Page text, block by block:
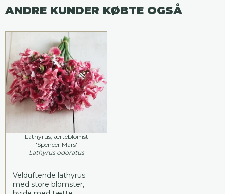
ANDRE KUNDER KØBTE OGSÅ
Lathyrus, ærteblomst
'Spencer Mars'
Lathyrus odoratus
Velduftende lathyrus
med store blomster,